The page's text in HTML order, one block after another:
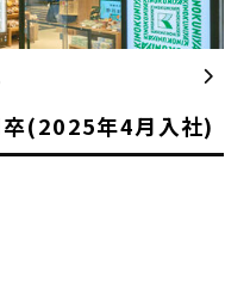
卒(2025年4月入社)